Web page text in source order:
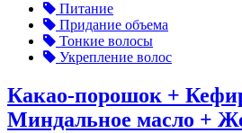
Питание
Придание объема
Тонкие волосы
Укрепление волос
Какао-порошок +
Миндальное масло +